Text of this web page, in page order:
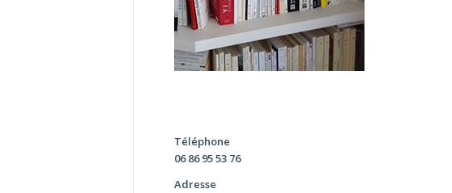
Téléphone
06 86 95 53 76
Adresse